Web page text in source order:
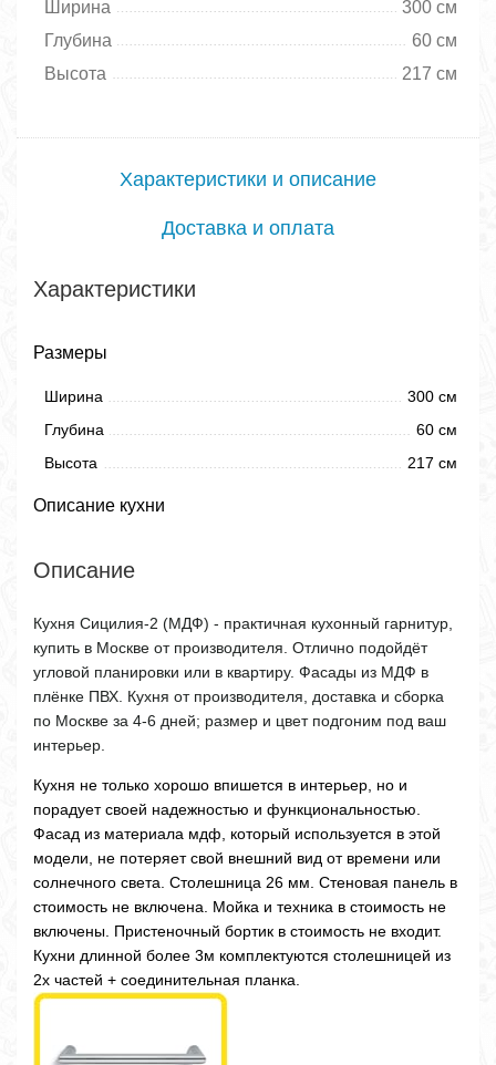
Ширина
300 см
Глубина
60 см
Высота
217 см
Характеристики и описание
Доставка и оплата
Характеристики
Размеры
Ширина
300 см
Глубина
60 см
Высота
217 см
Описание кухни
Описание
Кухня Сицилия-2 (МДФ) - практичная кухонный гарнитур,
купить в Москве от производителя. Отлично подойдёт
угловой планировки или в квартиру. Фасады из МДФ в
плёнке ПВХ. Кухня от производителя, доставка и сборка
по Москве за 4-6 дней; размер и цвет подгоним под ваш
интерьер.
Кухня не только хорошо впишется в интерьер, но и
порадует своей надежностью и функциональностью.
Фасад из материала мдф, который используется в этой
модели, не потеряет свой внешний вид от времени или
солнечного света. Столешница 26 мм. Стеновая панель в
стоимость не включена. Мойка и техника в стоимость не
включены. Пристеночный бортик в стоимость не входит.
Кухни длинной более 3м комплектуются столешницей из
2х частей + соединительная планка.